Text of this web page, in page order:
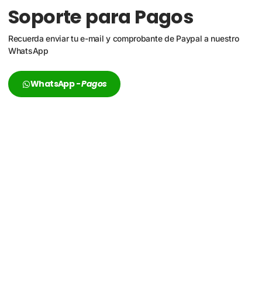
Soporte para Pagos
Recuerda enviar tu e-mail y comprobante de Paypal a nuestro
WhatsApp
WhatsApp -Pagos